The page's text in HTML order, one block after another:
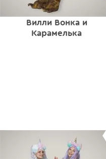
Вилли Вонка и
Карамелька